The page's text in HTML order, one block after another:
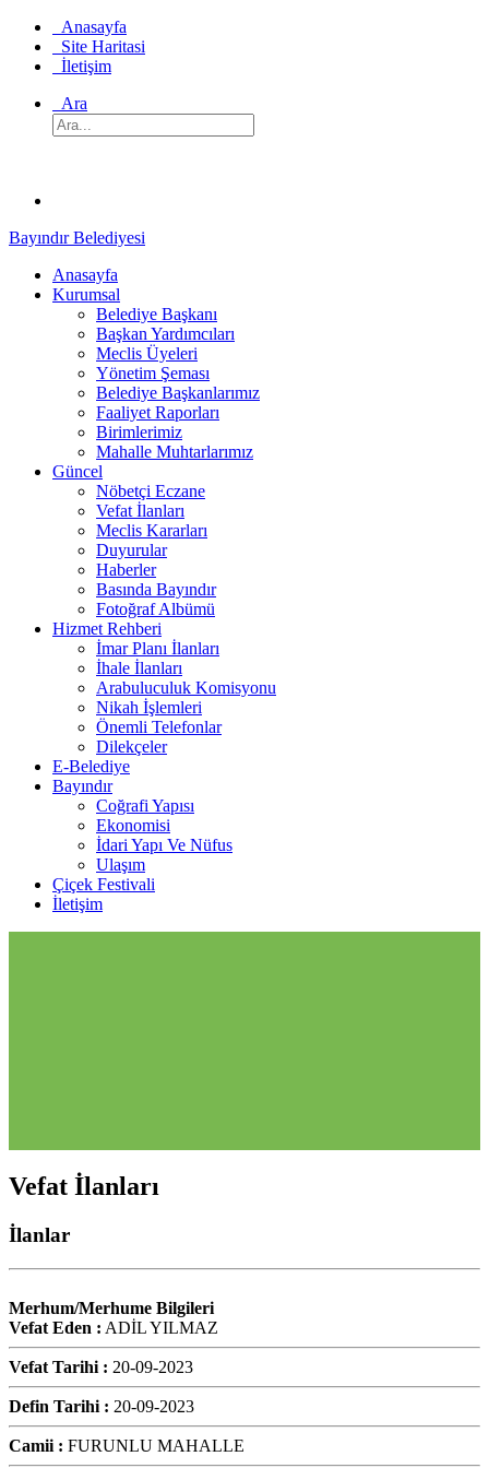
Anasayfa
Site Haritasi
İletişim
Ara
Bayındır Belediyesi
Anasayfa
Kurumsal
Belediye Başkanı
Başkan Yardımcıları
Meclis Üyeleri
Yönetim Şeması
Belediye Başkanlarımız
Faaliyet Raporları
Birimlerimiz
Mahalle Muhtarlarımız
Güncel
Nöbetçi Eczane
Vefat İlanları
Meclis Kararları
Duyurular
Haberler
Basında Bayındır
Fotoğraf Albümü
Hizmet Rehberi
İmar Planı İlanları
İhale İlanları
Arabuluculuk Komisyonu
Nikah İşlemleri
Önemli Telefonlar
Dilekçeler
E-Belediye
Bayındır
Coğrafi Yapısı
Ekonomisi
İdari Yapı Ve Nüfus
Ulaşım
Çiçek Festivali
İletişim
Vefat İlanları
İlanlar
Merhum/Merhume Bilgileri
Vefat Eden : ADİL YILMAZ
Vefat Tarihi : 20-09-2023
Defin Tarihi : 20-09-2023
Camii : FURUNLU MAHALLE